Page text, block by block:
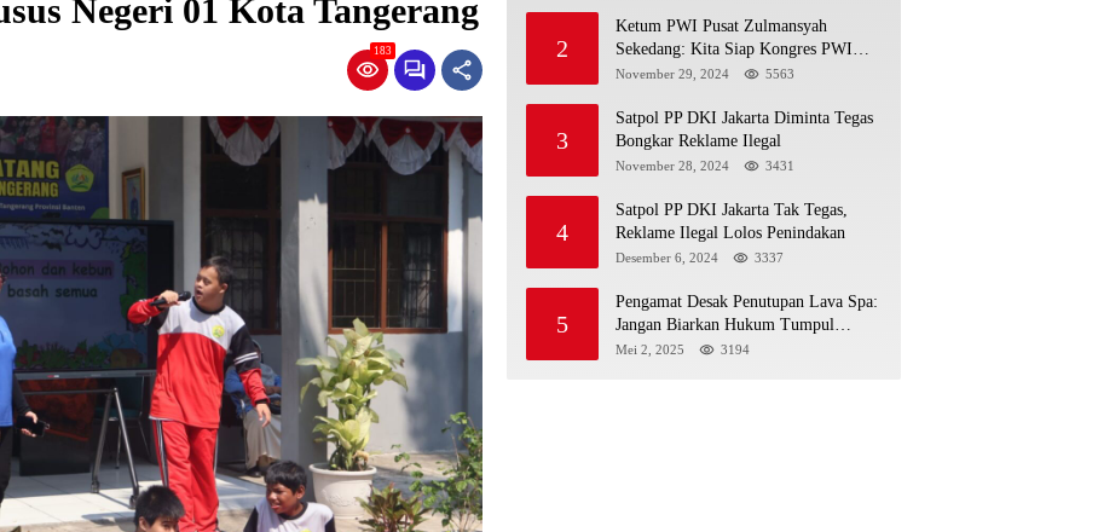
Negeri 01 Kota Tangerang
183 2
Ketum PWI Pusat Zulmansyah
Sekedang: Kita Siap Kongres PWI
Sebelum 15 Desember 2024
November 29, 2024 5563
3
Satpol PP DKI Jakarta Diminta Tegas
Bongkar Reklame Ilegal
November 28, 2024 3431
4
Satpol PP DKI Jakarta Tak Tegas,
Reklame Ilegal Lolos Penindakan
Desember 6, 2024 3337
5
Pengamat Desak Penutupan Lava Spa:
Jangan Biarkan Hukum Tumpul
Hadapi ‘Spa Berkedok
Mei 2, 2025 3194